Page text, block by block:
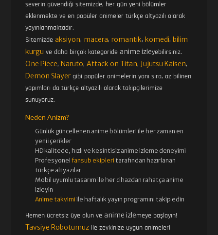
severin güvendiği sitemizde, her gün yeni bölümler
eklenmekte ve en popüler animeler türkçe altyazılı olarak
yayınlanmaktadır.
Sitemizdeaksiyon, macera,romantik, komedi, bilim
kurgu ve daha birçok kategoride anime izleyebilirsiniz.
One Piece, Naruto,Attack on Titan, Jujutsu Kaisen,
Demon Slayer gibi popüler animelerin yanı sıra, az bilinen
yapımları da türkçe altyazılı olarak takipçilerimize
sunuyoruz.
Neden Anizm?
Günlük güncellenen anime bölümleri ile her zaman en
yeni içerikler
HD kalitede, hızlı ve kesintisiz anime izleme deneyimi
Profesyonelfansub ekipleri tarafından hazırlanan
türkçe altyazılar
Mobil uyumlu tasarım ile her cihazdan rahatça anime
izleyin
Anime takvimi ile haftalık yayın programını takip edin
Hemen ücretsiz üye olun ve anime izlemeye başlayın!
Tavsiye Robotumuz ile zevkinize uygun animeleri